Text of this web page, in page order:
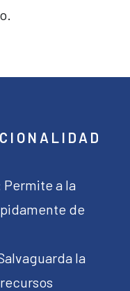
a la
de
la